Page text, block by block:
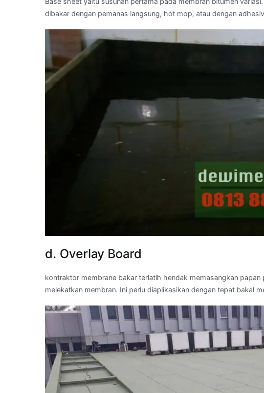
dibakar dengan pemanas langsung, hot mop, atau dengan
d. Overlay Board
kontraktor membrane bakar terlatih hendak memasangkan
melekatkan membran. Ini perlu diaplikasikan dengan tepat bakal